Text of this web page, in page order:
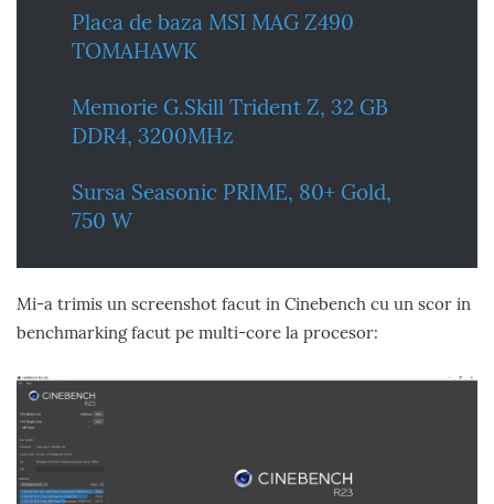
Placa de baza MSI MAG Z490
TOMAHAWK
Memorie G.Skill Trident Z, 32 GB
DDR4, 3200MHz
Sursa Seasonic PRIME, 80+ Gold,
750 W
Mi-a trimis un screenshot facut in Cinebench cu un scor in
benchmarking facut pe multi-core la procesor: